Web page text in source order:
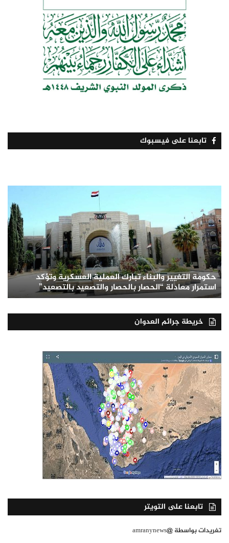
تابعنا على فيسبوك
حكومة التغيير والبناء تبارك العملية العسكرية وتؤكد
استمرار معادلة “الحصار بالحصار والتصعيد بالتصعيد”
خريطة جرائم العدوان
تابعنا على التويتر
تغريدات بواسطة @amranynews